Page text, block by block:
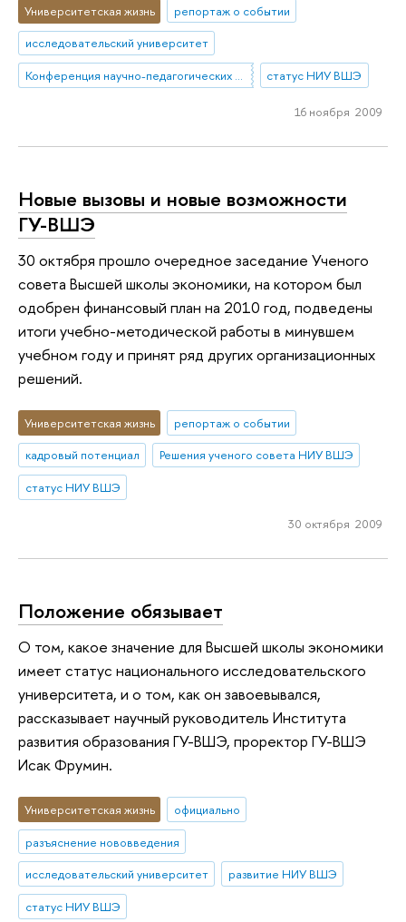
Университетская жизнь
репортаж о событии
исследовательский университет
Конференция научно-педагогических работников, представителей других категорий работников и обучающихся НИУ ВШЭ
статус НИУ ВШЭ
16 ноября 2009
Новые вызовы и новые возможности
ГУ-ВШЭ
30 октября прошло очередное заседание Ученого
совета Высшей школы экономики, на котором был
одобрен финансовый план на 2010 год, подведены
итоги учебно-методической работы в минувшем
учебном году и принят ряд других организационных
решений.
Университетская жизнь
репортаж о событии
кадровый потенциал
Решения ученого совета НИУ ВШЭ
статус НИУ ВШЭ
30 октября 2009
Положение обязывает
О том, какое значение для Высшей школы экономики
имеет статус национального исследовательского
университета, и о том, как он завоевывался,
рассказывает научный руководитель Института
развития образования ГУ-ВШЭ, проректор ГУ-ВШЭ
Исак Фрумин.
Университетская жизнь
официально
разъяснение нововведения
исследовательский университет
развитие НИУ ВШЭ
статус НИУ ВШЭ